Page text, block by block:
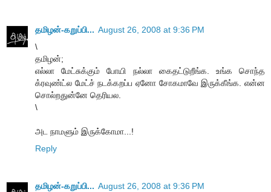
தமிழன்-கறுப்பி... August 26, 2008 at 9:36 PM
\
தமிழன்;
எல்லா மேட்சுக்கும் போயி நல்லா கைதட்டுறீங்க. உங்க சொந்த
க்ரவுண்ட்ல மேட்ச் நடக்கறப்ப ஏனோ சோகமாவே இருக்கீங்க. என்ன
சொல்றதுன்னே தெரியல.
\
அட நாமளும் இருக்கோமா...!
Reply
தமிழன்-கறுப்பி... August 26, 2008 at 9:36 PM